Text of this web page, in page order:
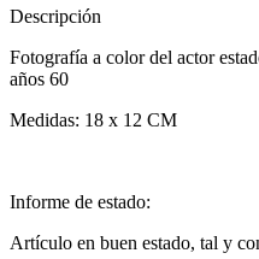
Descripción
Fotografía a color del actor
años 60
Medidas: 18 x 12 CM
Informe de estado:
Artículo en buen estado, tal y